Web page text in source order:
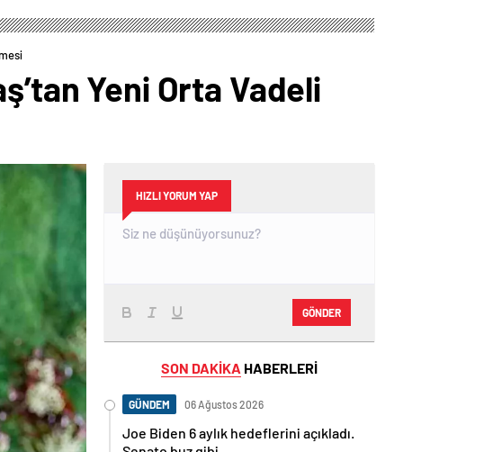
Yeni Orta Vadeli
HIZLI YORUM YAP
GÖNDER
SON DAKİKA HABERLERİ
GÜNDEM 06 Ağustos 2026
Joe Biden 6 aylık hedeflerini açıkladı.